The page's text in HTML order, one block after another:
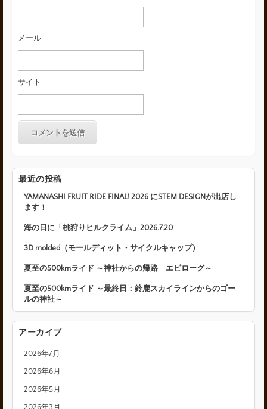
メール
サイト
最近の投稿
YAMANASHI FRUIT RIDE FINAL! 2026 にSTEM DESIGNが出店し
ます！
海の日に「桃狩りヒルクライム」2026.7.20
3D molded（モールディット・サイクルキャップ）
夏至の500kmライド ～神社からの帰路 エピローグ～
夏至の500kmライド ～最終日：鈴鹿スカイラインからのゴー
ルの神社～
アーカイブ
2026年7月
2026年6月
2026年5月